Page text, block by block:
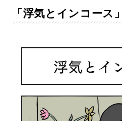
「浮気とインコース」